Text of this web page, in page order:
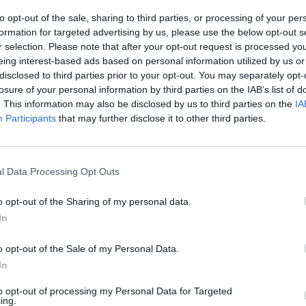
opt-out of the sale, sharing to third parties, or processing of your
for targeted advertising by us, please use the below opt-out
selection. Please note that after your opt-out request is processed
interest-based ads based on personal information utilized by us
to third parties prior to your opt-out. You may separately
of your personal information by third parties on the IAB’s list of
This information may also be disclosed by us to third parties on the
Participants that may further disclose it to other third parties.
Data Processing Opt Outs
opt-out of the Sharing of my personal data.
opt-out of the Sale of my Personal Data.
opt-out of processing my Personal Data for Targeted
Pasvalys- Šiauliai dar uždaryta. Tikimąsi darbus
Amber Grid Reporteris
Visi įrašai
–
Liūdna vyresnio amžiaus dirbančiųjų
kasdienybė – priekabiavimas, patyčios ir
Žinios Lietuvos diena
00:02:08
Aukštaitijos pučiamųjų orkestras